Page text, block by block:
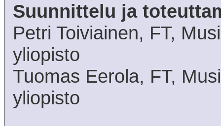
Suunnittelu ja
Petri Toiviainen, FT,
yliopisto
Tuomas Eerola, FT,
yliopisto